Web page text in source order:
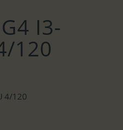
I3-
120
4/120